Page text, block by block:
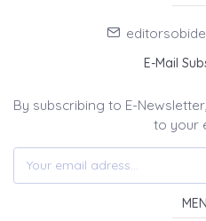
E-Mail
By subscribing to E-
to your